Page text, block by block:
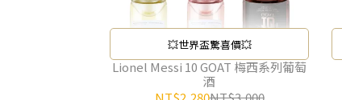
💥世界盃驚喜價💥
Lionel Messi 10 GOAT 梅西系列葡萄
酒